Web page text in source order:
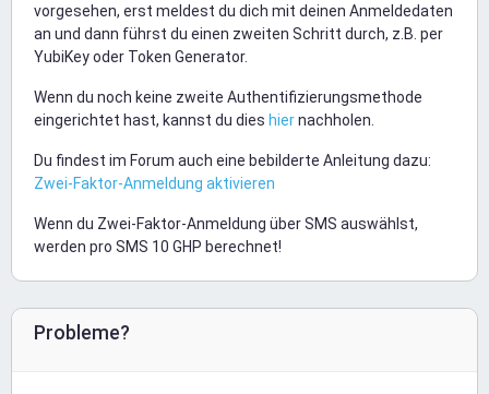
vorgesehen, erst meldest du dich mit deinen Anmeldedaten
an und dann führst du einen zweiten Schritt durch, z.B. per
YubiKey oder Token Generator.
Wenn du noch keine zweite Authentifizierungsmethode
eingerichtet hast, kannst du dies hiernachholen.
Du findest im Forum auch eine bebilderte Anleitung dazu:
Zwei-Faktor-Anmeldung aktivieren
Wenn du Zwei-Faktor-Anmeldung über SMS auswählst,
werden pro SMS 10 GHP berechnet!
Probleme?